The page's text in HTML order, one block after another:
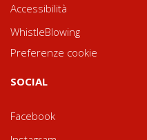
Accessibilità
WhistleBlowing
Preferenze cookie
SOCIAL
Facebook